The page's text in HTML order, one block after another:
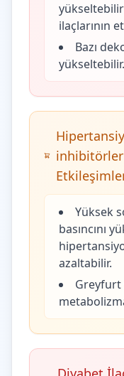
ilaçlarının
Bazı
yükseltebilir.
Yüksek
basıncını
azaltabilir.
Greyfurt